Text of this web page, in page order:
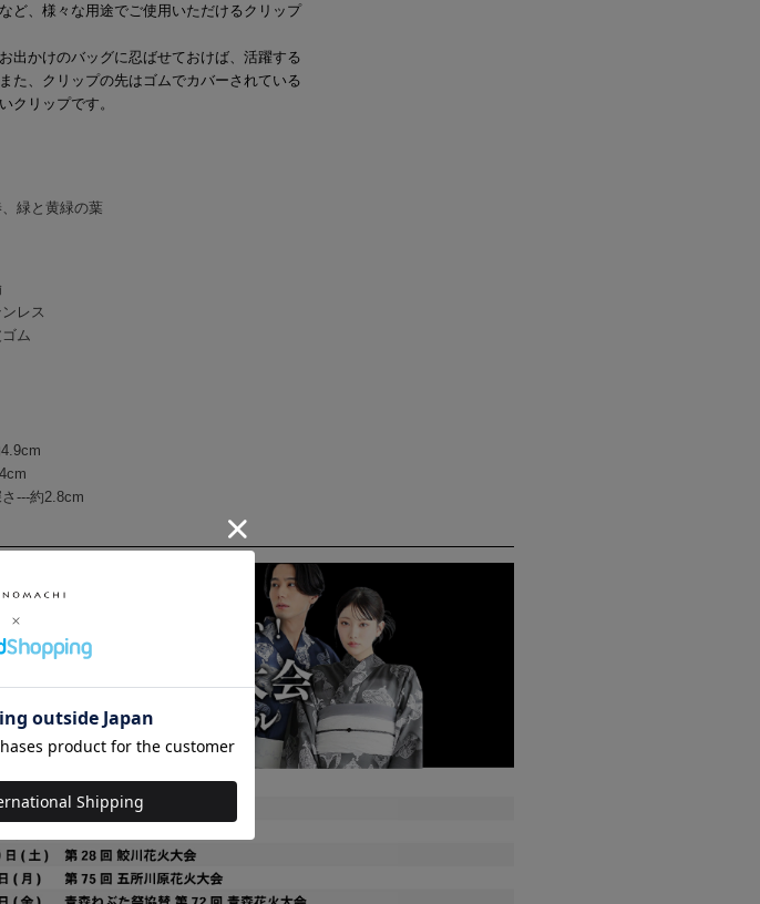
ど、様々な用途でご使用いただけるクリップ
出かけのバッグに忍ばせておけば、活躍する
た、クリップの先はゴムでカバーされている
クリップです。
緑と黄緑の葉
レス
ム
4.9cm
さ---約2.8cm